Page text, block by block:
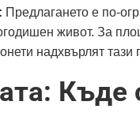
Предлагането е по-
живот. За
надхвърлят тази
Къде